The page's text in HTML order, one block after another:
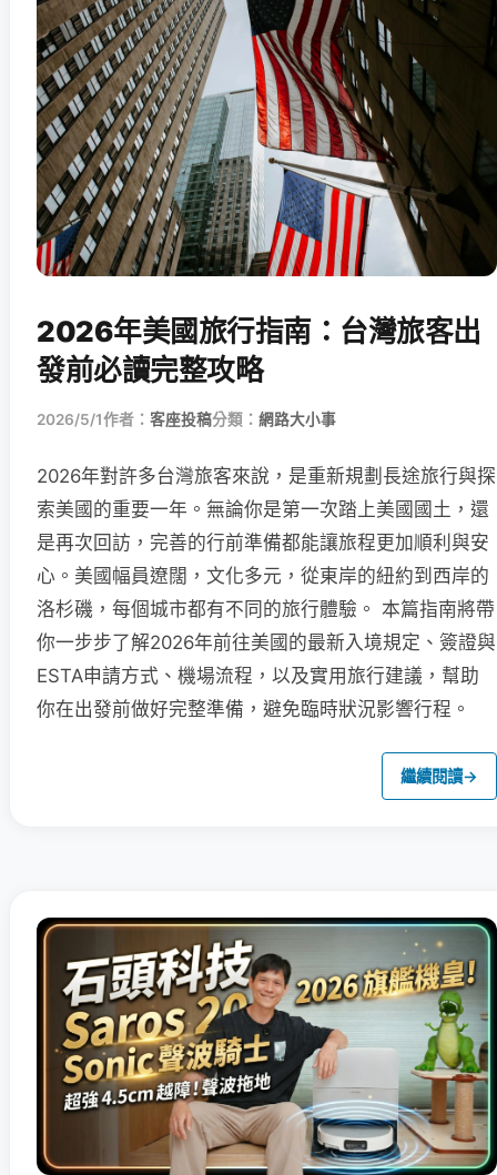
2026年美國旅行指南：台灣旅客出
發前必讀完整攻略
2026/5/1作者： 客座投稿分類： 網路大小事
2026年對許多台灣旅客來說，是重新規劃長途旅行與探
索美國的重要一年。無論你是第一次踏上美國國土，還
是再次回訪，完善的行前準備都能讓旅程更加順利與安
心。美國幅員遼闊，文化多元，從東岸的紐約到西岸的
洛杉磯，每個城市都有不同的旅行體驗。 本篇指南將帶
你一步步了解2026年前往美國的最新入境規定、簽證與
ESTA申請方式、機場流程，以及實用旅行建議，幫助
你在出發前做好完整準備，避免臨時狀況影響行程。
繼續閱讀→